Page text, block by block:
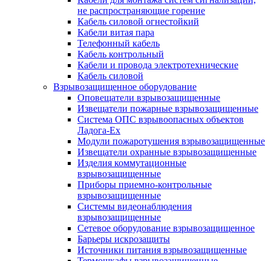
не распространяющие горение
Кабель силовой огнестойкий
Кабели витая пара
Телефонный кабель
Кабель контрольный
Кабели и провода электротехнические
Кабель силовой
Взрывозащищенное оборудование
Оповещатели взрывозащищенные
Извещатели пожарные взрывозащищенные
Система ОПС взрывоопасных объектов
Ладога-Ex
Модули пожаротушения взрывозащищенные
Извещатели охранные взрывозащищенные
Изделия коммутационные
взрывозащищенные
Приборы приемно-контрольные
взрывозащищенные
Системы видеонаблюдения
взрывозащищенные
Сетевое оборудование взрывозащищенное
Барьеры искрозащиты
Источники питания взрывозащищенные